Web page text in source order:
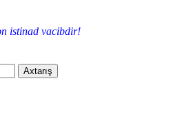
istinad vacibdir!
Axtarış